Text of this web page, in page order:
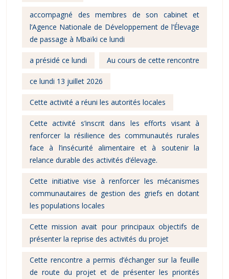
accompagné des membres de son cabinet et
l’Agence Nationale de Développement de l’Élevage
de passage à Mbaïki ce lundi
a présidé ce lundi Au cours de cette rencontre
ce lundi 13 juillet 2026
Cette activité a réuni les autorités locales
Cette activité s’inscrit dans les efforts visant à
renforcer la résilience des communautés rurales
face à l’insécurité alimentaire et à soutenir la
relance durable des activités d’élevage.
Cette initiative vise à renforcer les mécanismes
communautaires de gestion des griefs en dotant
les populations locales
Cette mission avait pour principaux objectifs de
présenter la reprise des activités du projet
Cette rencontre a permis d’échanger sur la feuille
de route du projet et de présenter les priorités